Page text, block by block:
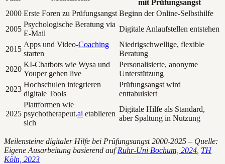
mit Prüfungsangst
2000 Erste Foren zu Prüfungsangst Beginn der Online-Selbsthilfe
2005
Psychologische Beratung via
E-Mail
Digitale Anlaufstellen entstehen
2015
Apps und Video-Coaching
starten
Niedrigschwellige, flexible
Beratung
2020
KI-Chatbots wie Wysa und
Youper gehen live
Personalisierte, anonyme
Unterstützung
2023
Hochschulen integrieren
digitale Tools
Prüfungsangst wird
enttabuisiert
2025
Plattformen wie
psychotherapeut.ai etablieren
sich
Digitale Hilfe als Standard,
aber Spaltung in Nutzung
Meilensteine digitaler Hilfe bei Prüfungsangst 2000-2025 – Quelle:
Eigene Ausarbeitung basierend aufRuhr-Uni Bochum, 2024 TH
Köln, 2023